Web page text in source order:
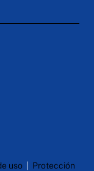
uso| Protección